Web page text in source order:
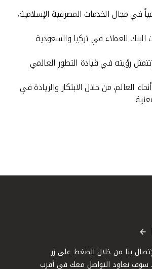
في الكويت. وتعتبر مجموعة "بيتك" رائدة عالمياً في مجال الخدمات المصرفية الإسلامية،
تركيا)، لتقديم خدمات البنك للعملاء في تركيا والسعودية
رؤيته في قيادة التطور العالمي
العالم، من خلال الابتكار والريادة في
بنا من خلال الضغط على زر
سوف نعاود التواصل معك في أقرب